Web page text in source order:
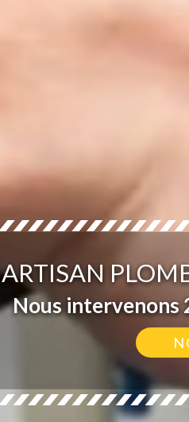
ARTISAN
Nous intervenons